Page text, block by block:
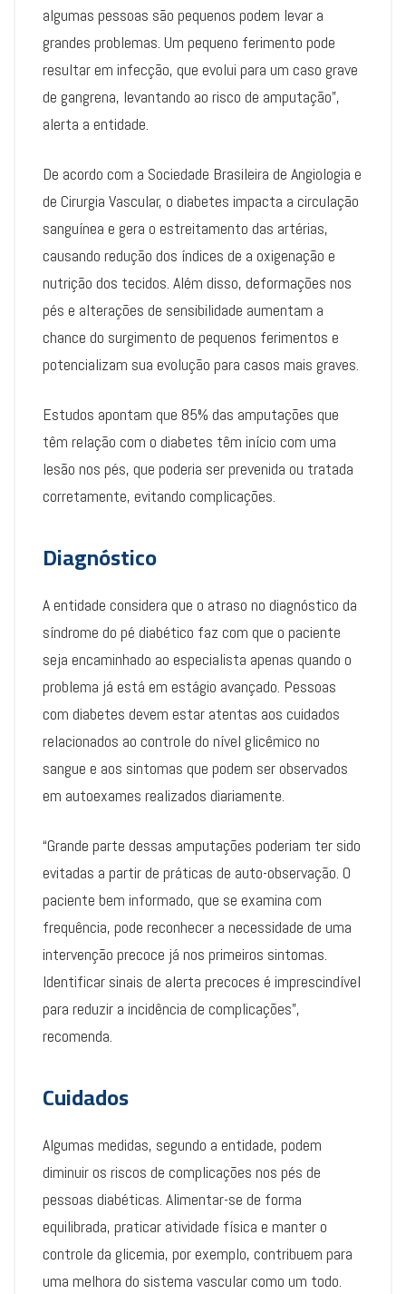
algumas pessoas são pequenos podem levar a
grandes problemas. Um pequeno ferimento pode
resultar em infecção, que evolui para um caso grave
de gangrena, levantando ao risco de amputação”,
alerta a entidade.
De acordo com a Sociedade Brasileira de Angiologia e
de Cirurgia Vascular, o diabetes impacta a circulação
sanguínea e gera o estreitamento das artérias,
causando redução dos índices de a oxigenação e
nutrição dos tecidos. Além disso, deformações nos
pés e alterações de sensibilidade aumentam a
chance do surgimento de pequenos ferimentos e
potencializam sua evolução para casos mais graves.
Estudos apontam que 85% das amputações que
têm relação com o diabetes têm início com uma
lesão nos pés, que poderia ser prevenida ou tratada
corretamente, evitando complicações.
Diagnóstico
A entidade considera que o atraso no diagnóstico da
síndrome do pé diabético faz com que o paciente
seja encaminhado ao especialista apenas quando o
problema já está em estágio avançado. Pessoas
com diabetes devem estar atentas aos cuidados
relacionados ao controle do nível glicêmico no
sangue e aos sintomas que podem ser observados
em autoexames realizados diariamente.
“Grande parte dessas amputações poderiam ter sido
evitadas a partir de práticas de auto-observação. O
paciente bem informado, que se examina com
frequência, pode reconhecer a necessidade de uma
intervenção precoce já nos primeiros sintomas.
Identificar sinais de alerta precoces é imprescindível
para reduzir a incidência de complicações”,
recomenda.
Cuidados
Algumas medidas, segundo a entidade, podem
diminuir os riscos de complicações nos pés de
pessoas diabéticas. Alimentar-se de forma
equilibrada, praticar atividade física e manter o
controle da glicemia, por exemplo, contribuem para
uma melhora do sistema vascular como um todo.